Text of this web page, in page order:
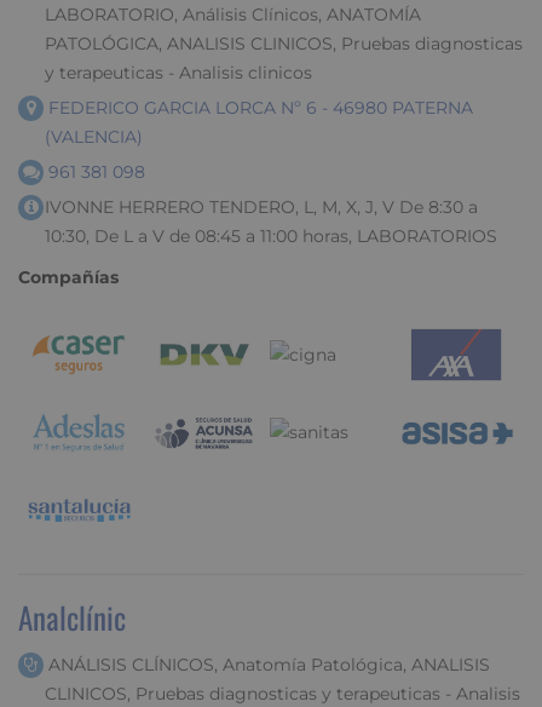
LABORATORIO, Análisis Clínicos, ANATOMÍA
PATOLÓGICA, ANALISIS CLINICOS, Pruebas diagnosticas
y terapeuticas - Analisis clinicos
FEDERICO GARCIA LORCA Nº 6 - 46980 PATERNA
(VALENCIA)
961 381 098
IVONNE HERRERO TENDERO, L, M, X, J, V De 8:30 a
10:30, De L a V de 08:45 a 11:00 horas, LABORATORIOS
Compañías
Analclínic
ANÁLISIS CLÍNICOS, Anatomía Patológica, ANALISIS
CLINICOS, Pruebas diagnosticas y terapeuticas - Analisis